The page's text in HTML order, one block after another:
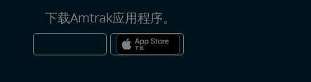
下载Amtrak应用程序。